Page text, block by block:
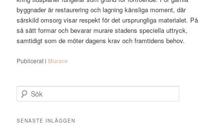
byggnader är restaurering och lagning känsliga moment, där
särskild omsorg visar respekt för det ursprungliga materialet. På
så sätt formar och bevarar murare stadens speciella uttryck,
samtidigt som de möter dagens krav och framtidens behov.
Publicerat i Murare
ö
SENASTE INLÄGGEN